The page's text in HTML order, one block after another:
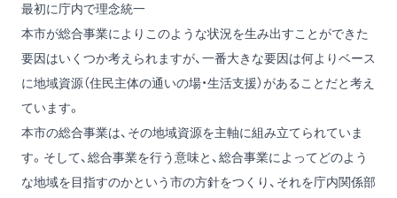
最初に庁内で理念統一
本市が総合事業によりこのような状況を生み出すことができた
要因はいくつか考えられますが、一番大きな要因は何よりベース
に地域資源（住民主体の通いの場・生活支援）があることだと考え
ています。
本市の総合事業は、その地域資源を主軸に組み立てられていま
す。そして、総合事業を行う意味と、総合事業によってどのよう
な地域を目指すのかという市の方針をつくり、それを庁内関係部